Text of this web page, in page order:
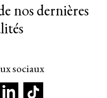
nos dernières
sociaux